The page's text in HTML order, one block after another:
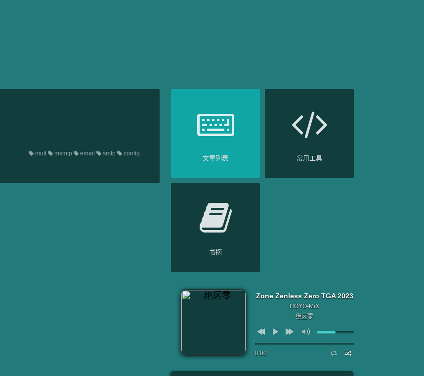
mutt msmtp email smtp config
文章列表 常用工具
书摘
Zone Zenless Zero TGA 2023
HOYO-MiX
绝区零
0:00